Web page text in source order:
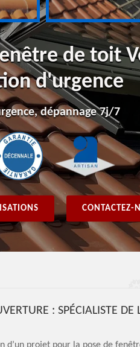
de toit
d'urgence
dépannage 7j/7
CONTACTEZ-
: SPÉCIALISTE